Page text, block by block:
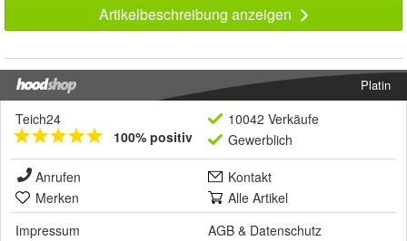
Artikelbeschreibung anzeigen
Platin
Teich24
100% positiv
10042 Verkäufe
Gewerblich
Anrufen
Kontakt
Merken
Alle Artikel
Impressum
AGB & Datenschutz